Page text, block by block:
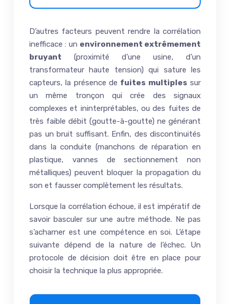
D’autres facteurs peuvent rendre la corrélation
inefficace : un environnement extrêmement
bruyant (proximité d’une usine, d’un
transformateur haute tension) qui sature les
capteurs, la présence de fuites multiples sur
un même tronçon qui crée des signaux
complexes et ininterprétables, ou des fuites de
très faible débit (goutte-à-goutte) ne générant
pas un bruit suffisant. Enfin, des discontinuités
dans la conduite (manchons de réparation en
plastique, vannes de sectionnement non
métalliques) peuvent bloquer la propagation du
son et fausser complètement les résultats.
Lorsque la corrélation échoue, il est impératif de
savoir basculer sur une autre méthode. Ne pas
s’acharner est une compétence en soi. L’étape
suivante dépend de la nature de l’échec. Un
protocole de décision doit être en place pour
choisir la technique la plus appropriée.